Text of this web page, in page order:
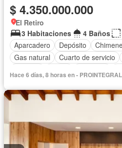
$ 4.350.000.000
El Retiro
3 Habitaciones
4 Baños
Aparcadero
Depósito
Gas natural
Cuarto de servicio
Hace 6 días, 8 horas en -